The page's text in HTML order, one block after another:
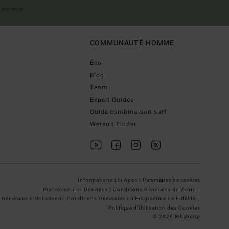
COMMUNAUTÉ HOMME
Éco
Blog
Team
Expert Guides
Guide combinaison surf
Wetsuit Finder
Informations Loi Agec | Paramètres de cookies
Protection des Données | Conditions Générales de Vente |
d'Utilisation | Conditions Générales du Programme de Fidélité |
Politique d'Utilisation des Cookies
© 2026 Billabong